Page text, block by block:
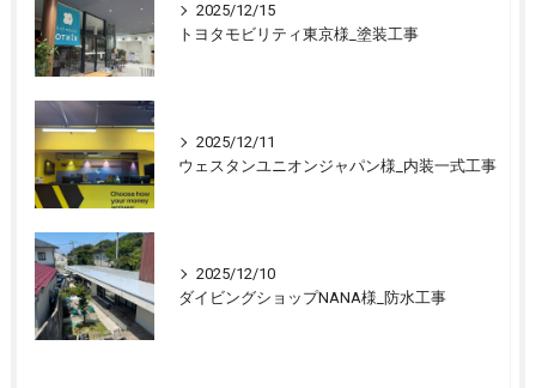
2025/12/15
トヨタモビリティ東京様_塗装工事
2025/12/11
ウェスタンユニオンジャパン様_内装一式工事
2025/12/10
ダイビングショップNANA様_防水工事